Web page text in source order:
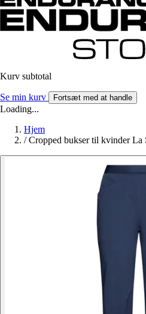
Kurv subtotal
Se min kurv Fortsæt med at handle
Loading...
Hjem
/ Cropped bukser til kvinder